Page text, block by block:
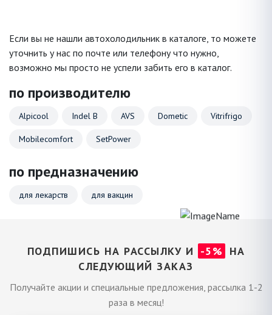
Если вы не нашли автохолодильник в каталоге, то можете
уточнить у нас по почте или телефону что нужно,
возможно мы просто не успели забить его в каталог.
по производителю
Alpicool Indel B AVS Dometic Vitrifrigo
Mobilecomfort SetPower
по предназначению
для лекарств для вакцин
ПОДПИШИСЬ НА РАССЫЛКУ И -5%
НА
СЛЕДУЮЩИЙ ЗАКАЗ
Получайте акции и специальные предложения, рассылка 1-2
раза в месяц!